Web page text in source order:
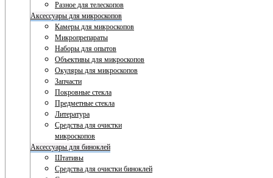
Разное для телескопов
Аксессуары для микроскопов
Камеры для микроскопов
Микропрепараты
Наборы для опытов
Объективы для микроскопов
Окуляры для микроскопов
Запчасти
Покровные стекла
Предметные стекла
Литература
Средства для очистки
микроскопов
Аксессуары для биноклей
Штативы
Средства для очистки биноклей